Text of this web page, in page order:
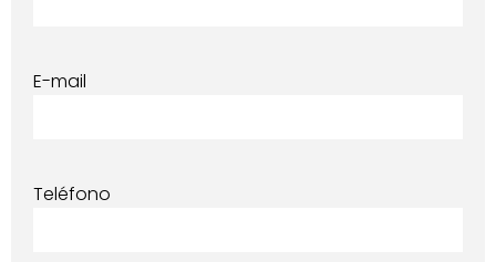
E-mail
Teléfono